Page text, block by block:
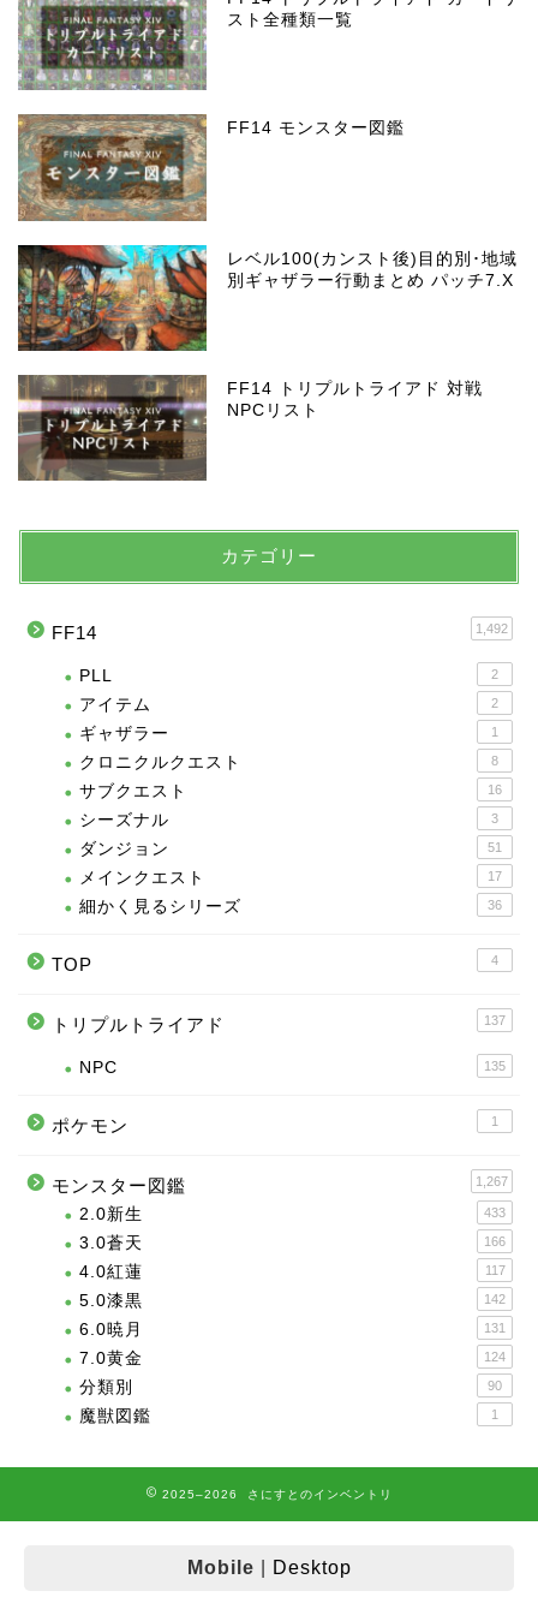
スト全種類一覧
FF14 モンスター図鑑
レベル100(カンスト後)目的別･地域
別ギャザラー行動まとめ パッチ7.X
FF14 トリプルトライアド 対戦
NPCリスト
カテゴリー
FF14 1,492
PLL 2
アイテム 2
ギャザラー 1
クロニクルクエスト 8
サブクエスト 16
シーズナル 3
ダンジョン 51
メインクエスト 17
細かく見るシリーズ 36
TOP 4
トリプルトライアド 137
NPC 135
ポケモン 1
モンスター図鑑 1,267
2.0新生 433
3.0蒼天 166
4.0紅蓮 117
5.0漆黒 142
6.0暁月 131
7.0黄金 124
分類別 90
魔獣図鑑 1
2025–2026 さにすとのインベントリ
Mobile Desktop